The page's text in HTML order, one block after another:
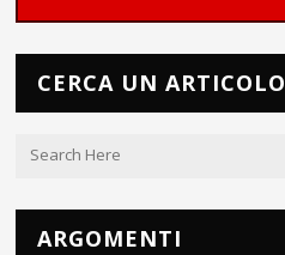
CERCA UN ARTICOLO
ARGOMENTI